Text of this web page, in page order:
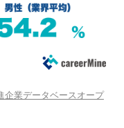
企業データベースオープ